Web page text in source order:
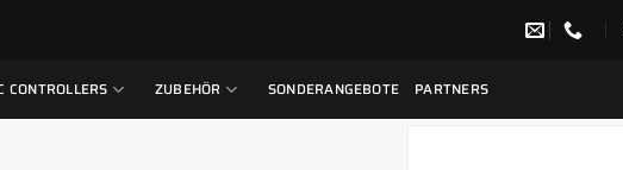
CONTROLLERS ZUBEHÖR SONDERANGEBOTE PARTNERS